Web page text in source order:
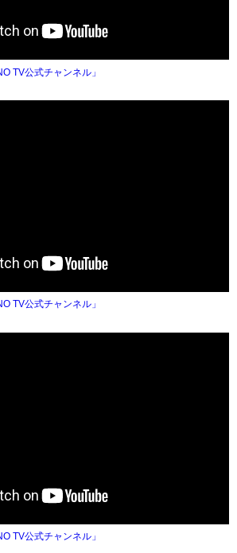
TV公式チャンネル」
TV公式チャンネル」
TV公式チャンネル」